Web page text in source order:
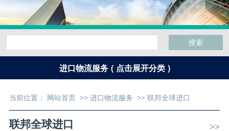
搜索
进口物流服务 ( 点击展开分类 )
当前位置： 网站首页>> 进口物流服务 >> 联邦全球进口
联邦全球进口 >>